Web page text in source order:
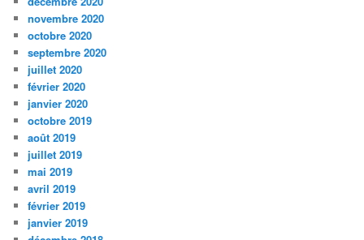
novembre 2020
octobre 2020
septembre 2020
juillet 2020
février 2020
janvier 2020
octobre 2019
août 2019
juillet 2019
mai 2019
avril 2019
février 2019
janvier 2019